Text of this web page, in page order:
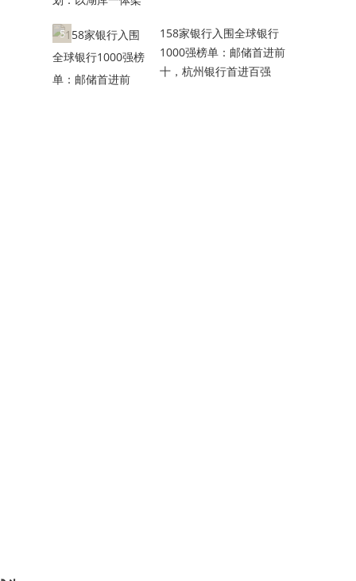
5
158家银行入围全球银行
1000强榜单：邮储首进前
十，杭州银行首进百强